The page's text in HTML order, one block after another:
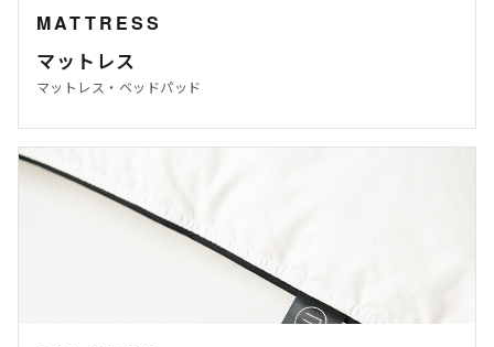
MATTRESS
マットレス
マットレス・ベッドパッド